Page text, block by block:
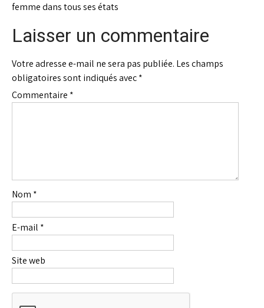
femme dans tous ses états
Laisser un commentaire
Votre adresse e-mail ne sera pas publiée. Les champs
obligatoires sont indiqués avec*
Commentaire *
Nom *
E-mail *
Site web